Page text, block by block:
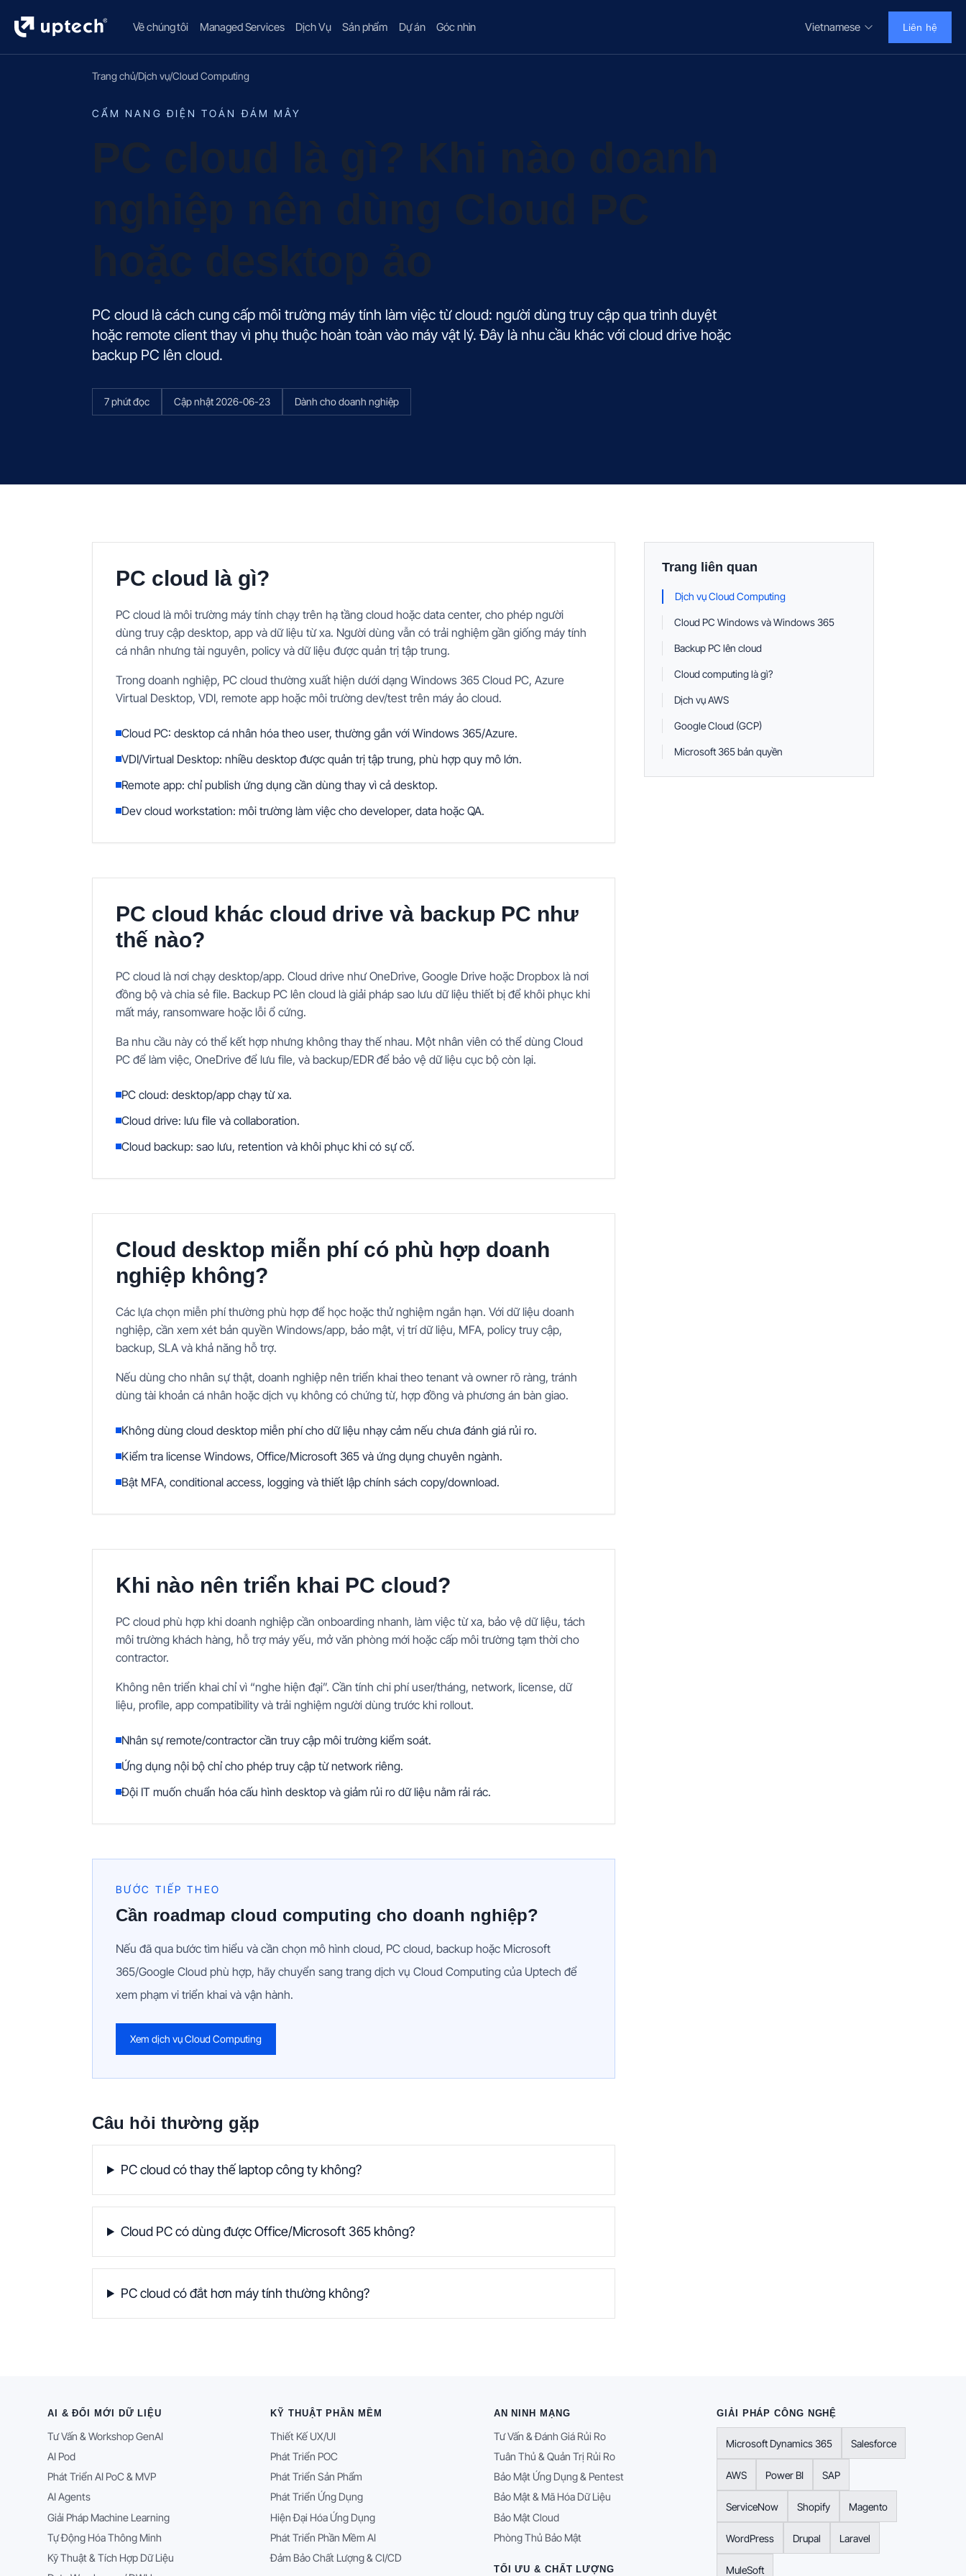
Về chúng tôi Managed Services Dịch Vụ Sản phẩm Dự án Góc nhìn Vietnamese Liên hệ
Trang chủ/Dịch vụ/Cloud Computing
CẨM NANG ĐIỆN TOÁN ĐÁM MÂY
PC cloud là gì? Khi nào doanh
nghiệp nên dùng Cloud PC
hoặc desktop ảo
PC cloud là cách cung cấp môi trường máy tính làm việc từ cloud: người dùng truy cập qua trình duyệt
hoặc remote client thay vì phụ thuộc hoàn toàn vào máy vật lý. Đây là nhu cầu khác với cloud drive hoặc
backup PC lên cloud.
7 phút đọc Cập nhật2026-06-23 Dành cho doanh nghiệp
PC cloud là gì?
PC cloud là môi trường máy tính chạy trên hạ tầng cloud hoặc data center, cho phép người
dùng truy cập desktop, app và dữ liệu từ xa. Người dùng vẫn có trải nghiệm gần giống máy tính
cá nhân nhưng tài nguyên, policy và dữ liệu được quản trị tập trung.
Trong doanh nghiệp, PC cloud thường xuất hiện dưới dạng Windows 365 Cloud PC, Azure
Virtual Desktop, VDI, remote app hoặc môi trường dev/test trên máy ảo cloud.
Cloud PC: desktop cá nhân hóa theo user, thường gắn với Windows 365/Azure.
VDI/Virtual Desktop: nhiều desktop được quản trị tập trung, phù hợp quy mô lớn.
Remote app: chỉ publish ứng dụng cần dùng thay vì cả desktop.
Dev cloud workstation: môi trường làm việc cho developer, data hoặc QA.
PC cloud khác cloud drive và backup PC như
thế nào?
PC cloud là nơi chạy desktop/app. Cloud drive như OneDrive, Google Drive hoặc Dropbox là nơi
đồng bộ và chia sẻ file. Backup PC lên cloud là giải pháp sao lưu dữ liệu thiết bị để khôi phục khi
mất máy, ransomware hoặc lỗi ổ cứng.
Ba nhu cầu này có thể kết hợp nhưng không thay thế nhau. Một nhân viên có thể dùng Cloud
PC để làm việc, OneDrive để lưu file, và backup/EDR để bảo vệ dữ liệu cục bộ còn lại.
PC cloud: desktop/app chạy từ xa.
Cloud drive: lưu file và collaboration.
Cloud backup: sao lưu, retention và khôi phục khi có sự cố.
Cloud desktop miễn phí có phù hợp doanh
nghiệp không?
Các lựa chọn miễn phí thường phù hợp để học hoặc thử nghiệm ngắn hạn. Với dữ liệu doanh
nghiệp, cần xem xét bản quyền Windows/app, bảo mật, vị trí dữ liệu, MFA, policy truy cập,
backup, SLA và khả năng hỗ trợ.
Nếu dùng cho nhân sự thật, doanh nghiệp nên triển khai theo tenant và owner rõ ràng, tránh
dùng tài khoản cá nhân hoặc dịch vụ không có chứng từ, hợp đồng và phương án bàn giao.
Không dùng cloud desktop miễn phí cho dữ liệu nhạy cảm nếu chưa đánh giá rủi ro.
Kiểm tra license Windows, Office/Microsoft 365 và ứng dụng chuyên ngành.
Bật MFA, conditional access, logging và thiết lập chính sách copy/download.
Khi nào nên triển khai PC cloud?
PC cloud phù hợp khi doanh nghiệp cần onboarding nhanh, làm việc từ xa, bảo vệ dữ liệu, tách
môi trường khách hàng, hỗ trợ máy yếu, mở văn phòng mới hoặc cấp môi trường tạm thời cho
contractor.
Không nên triển khai chỉ vì “nghe hiện đại”. Cần tính chi phí user/tháng, network, license, dữ
liệu, profile, app compatibility và trải nghiệm người dùng trước khi rollout.
Nhân sự remote/contractor cần truy cập môi trường kiểm soát.
Ứng dụng nội bộ chỉ cho phép truy cập từ network riêng.
Đội IT muốn chuẩn hóa cấu hình desktop và giảm rủi ro dữ liệu nằm rải rác.
BƯỚC TIẾP THEO
Cần roadmap cloud computing cho doanh nghiệp?
Nếu đã qua bước tìm hiểu và cần chọn mô hình cloud, PC cloud, backup hoặc Microsoft
365/Google Cloud phù hợp, hãy chuyển sang trang dịch vụ Cloud Computing của Uptech để
xem phạm vi triển khai và vận hành.
Xem dịch vụ Cloud Computing
Câu hỏi thường gặp
PC cloud có thay thế laptop công ty không?
Cloud PC có dùng được Office/Microsoft 365 không?
PC cloud có đắt hơn máy tính thường không?
Trang liên quan
Dịch vụ Cloud Computing
Cloud PC Windows và Windows 365
Backup PC lên cloud
Cloud computing là gì?
Dịch vụ AWS
Google Cloud (GCP)
Microsoft 365 bản quyền
AI & ĐỔI MỚI DỮ LIỆU
Tư Vấn & Workshop GenAI
AI Pod
Phát Triển AI PoC & MVP
AI Agents
Giải Pháp Machine Learning
Tự Động Hóa Thông Minh
Kỹ Thuật & Tích Hợp Dữ Liệu
KỸ THUẬT PHẦN MỀM
Thiết Kế UX/UI
Phát Triển POC
Phát Triển Sản Phẩm
Phát Triển Ứng Dụng
Hiện Đại Hóa Ứng Dụng
Phát Triển Phần Mềm AI
Đảm Bảo Chất Lượng & CI/CD
AN NINH MẠNG
Tư Vấn & Đánh Giá Rủi Ro
Tuân Thủ & Quản Trị Rủi Ro
Bảo Mật Ứng Dụng & Pentest
Bảo Mật & Mã Hóa Dữ Liệu
Bảo Mật Cloud
Phòng Thủ Bảo Mật
TỐI ƯU & CHẤT LƯỢNG
GIẢI PHÁP CÔNG NGHỆ
Microsoft Dynamics 365 Salesforce
AWS Power BI SAP
ServiceNow Shopify Magento
WordPress Drupal Laravel
MuleSoft